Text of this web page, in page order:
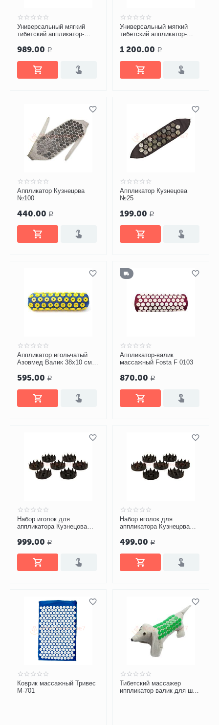
Универсальный мягкий
тибетский аппликатор-
989.00 Р
Универсальный мягкий
тибетский аппликатор-
1 200.00 Р
Аппликатор Кузнецова
№100
440.00 Р
Аппликатор Кузнецова
№25
199.00 Р
Аппликатор игольчатый
Азовмед Валик 38х10 см
595.00 Р
Аппликатор-валик
массажный Fosta F 0103
870.00 Р
Набор иголок для
аппликатора Кузнецова
999.00 Р
Набор иголок для
аппликатора Кузнецова
499.00 Р
Коврик массажный Тривес
М-701
Тибетский массажер
иппликатор валик для шеи